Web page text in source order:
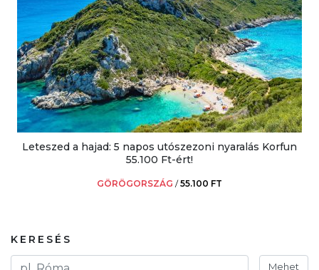
Leteszed a hajad: 5 napos utószezoni nyaralás Korfun
55.100 Ft-ért!
GÖRÖGORSZÁG /55.100 FT
KERESÉS
Mehet